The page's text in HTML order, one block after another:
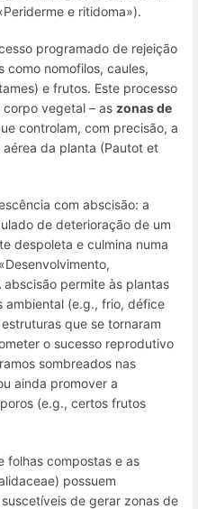
e ritidoma»).
programado de rejeição
como nomofilos, caules,
e frutos. Este processo
vegetal – as zonas de
controlam, com precisão, a
da planta (Pautot et
com abscisão: a
de deterioração de um
despoleta e culmina numa
permite às plantas
ambiental (e.g., frio, défice
que se tornaram
o sucesso reprodutivo
sombreados nas
ainda promover a
(e.g., certos frutos
folhas compostas e as
possuem
suscetíveis de gerar zonas de